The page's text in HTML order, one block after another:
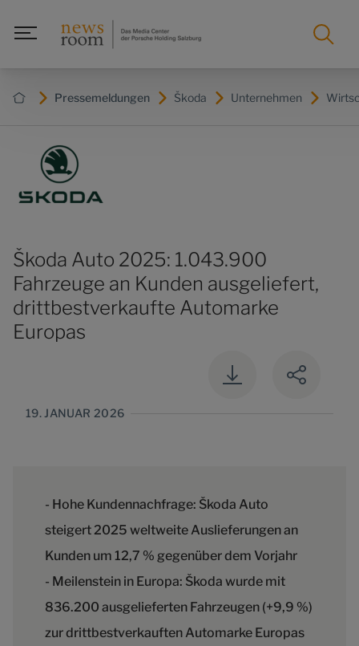
Pressemeldungen Škoda Unternehmen
Škoda Auto 2025: 1.043.900
Fahrzeuge an Kunden ausgeliefert,
drittbestverkaufte Automarke
Europas
19. JANUAR 2026
- Hohe Kundennachfrage: Škoda Auto
steigert 2025 weltweite Auslieferungen an
Kunden um 12,7 % gegenüber dem Vorjahr
- Meilenstein in Europa: Škoda wurde mit
836.200 ausgelieferten Fahrzeugen (+9,9 %)
zur drittbestverkauften Automarke Europas